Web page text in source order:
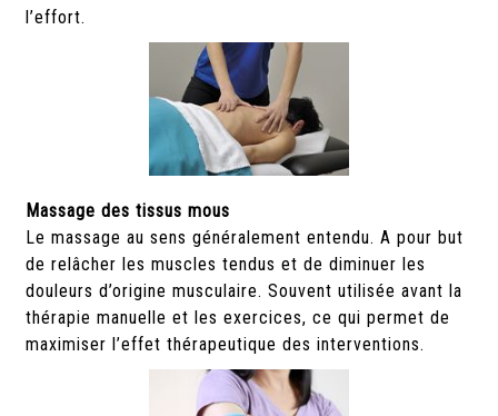
l’effort.
Massage des tissus mous
Le massage au sens généralement entendu. A pour but
de relâcher les muscles tendus et de diminuer les
douleurs d’origine musculaire. Souvent utilisée avant la
thérapie manuelle et les exercices, ce qui permet de
maximiser l’effet thérapeutique des interventions.